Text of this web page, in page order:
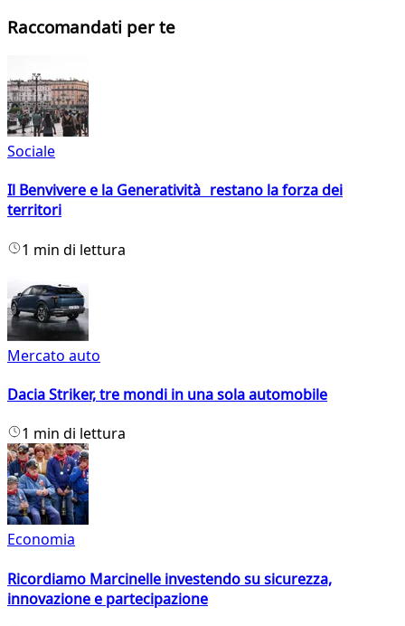
Raccomandati per te
Sociale
Il Benvivere e la Generatività restano la forza dei
territori
1 min di lettura
Mercato auto
Dacia Striker, tre mondi in una sola automobile
1 min di lettura
Economia
Ricordiamo Marcinelle investendo su sicurezza,
innovazione e partecipazione